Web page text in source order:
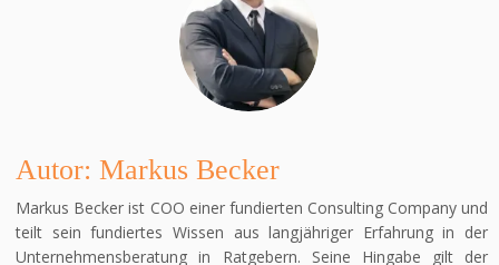
Autor: Markus Becker
Markus Becker ist COO einer fundierten Consulting Company und
teilt sein fundiertes Wissen aus langjähriger Erfahrung in der
Unternehmensberatung in Ratgebern. Seine Hingabe gilt der